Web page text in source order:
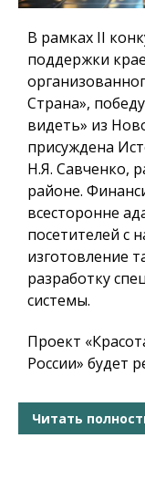
В рамках II
поддержки
Страна»,
видеть» из
присуждена
Н.Я. Савченко,
районе.
всесторонне
посетителей с
изготовление
разработку
системы.
Проект
России» будет
Читать